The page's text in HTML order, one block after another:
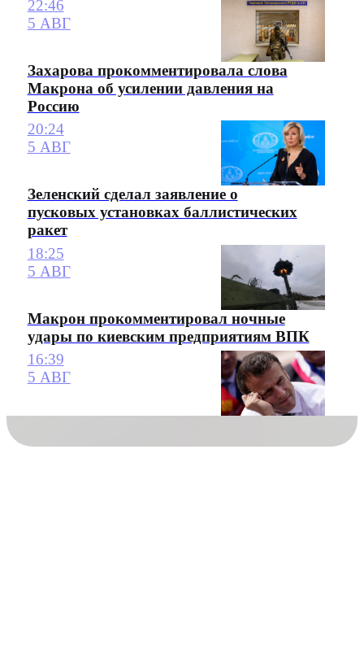
22:46
5 АВГ
Захарова прокомментировала слова
Макрона об усилении давления на
Россию
20:24
5 АВГ
Зеленский сделал заявление о
пусковых установках баллистических
ракет
18:25
5 АВГ
Макрон прокомментировал ночные
удары по киевским предприятиям ВПК
16:39
5 АВГ